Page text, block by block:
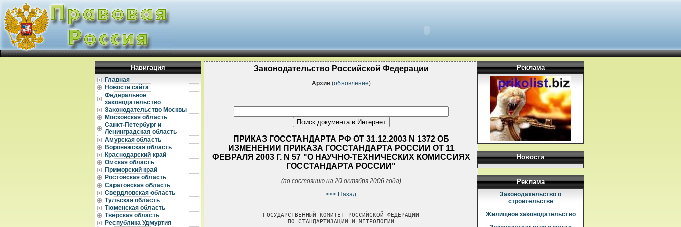
Навигация
Главная
Новости сайта
Федеральное
законодательство
Законодательство Москвы
Московская область
Санкт-Петербург и
Ленинградская область
Амурская область
Воронежская область
Краснодарский край
Омская область
Приморский край
Ростовская область
Саратовская область
Свердловская область
Тульская область
Тюменская область
Тверская область
Республика Удмуртия
Законодательство Российской Федерации
Архив (обновление)
ПРИКАЗ ГОССТАНДАРТА РФ ОТ 31.12.2003 N 1372 ОБ
ИЗМЕНЕНИИ ПРИКАЗА ГОССТАНДАРТА РОССИИ ОТ 11
ФЕВРАЛЯ 2003 Г. N 57 "О НАУЧНО-ТЕХНИЧЕСКИХ КОМИССИЯХ
ГОССТАНДАРТА РОССИИ"
(по состоянию на 20 октября 2006 года)
<<< Назад
             ГОСУДАРСТВЕННЫЙ КОМИТЕТ РОССИЙСКОЙ ФЕДЕРАЦИИ
                    ПО СТАНДАРТИЗАЦИИ И МЕТРОЛОГИИ
Реклама
Новости
Реклама
Законодательство о
строительстве
Жилищное законодательство